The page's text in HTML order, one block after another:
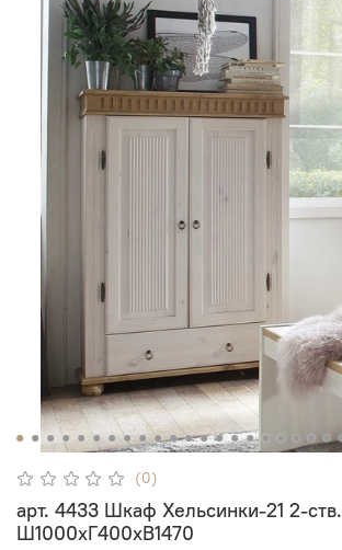
(0)
арт. 4433 Шкаф Хельсинки-21 2-ств.
Ш1000xГ400xВ1470